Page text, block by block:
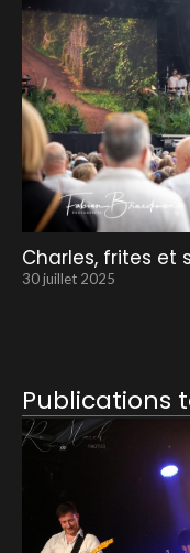
Charles, frites et
30 juillet 2025
Publications